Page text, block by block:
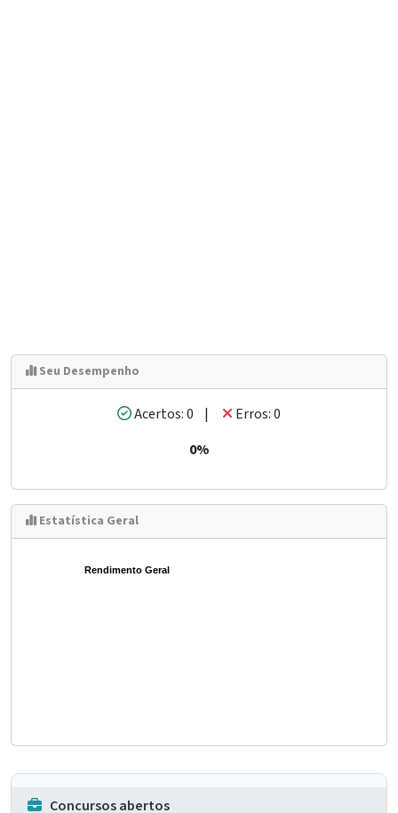
Seu Desempenho
Acertos: 0 |
Erros: 0
0%
Estatística Geral
Rendimento Geral
Concursos abertos